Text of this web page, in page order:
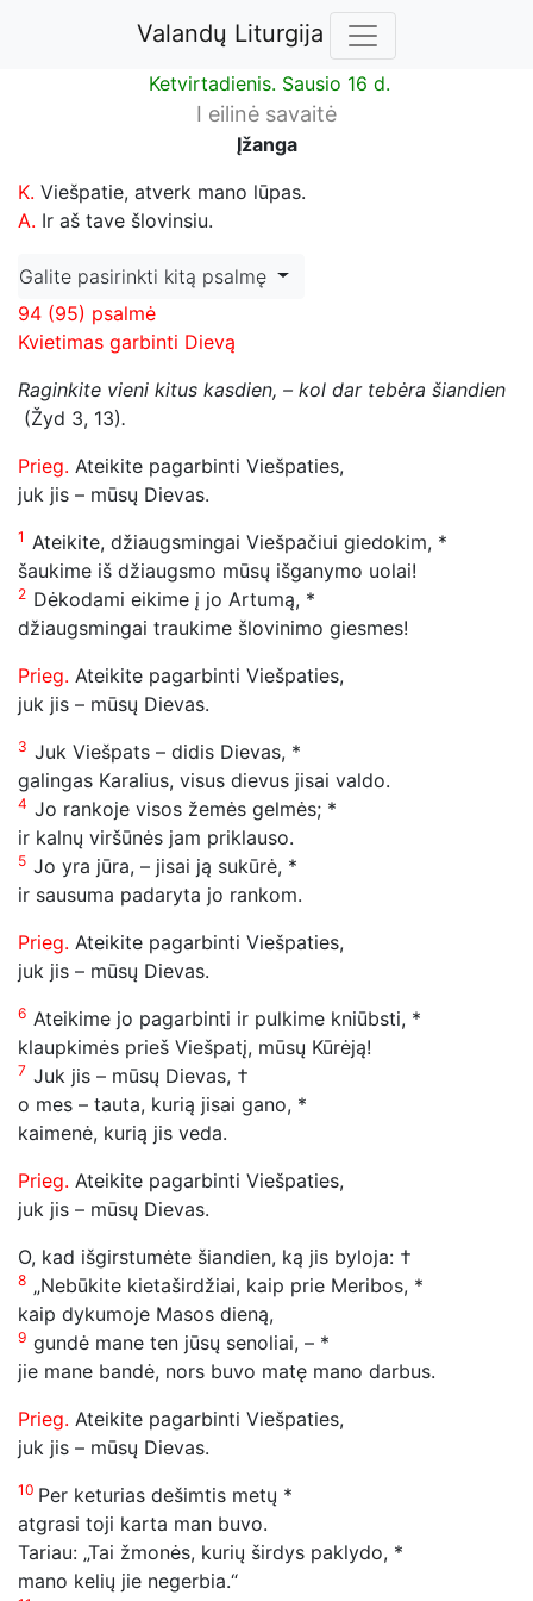
Valandų Liturgija
Ketvirtadienis. Sausio 16 d.
I eilinė savaitė
Įžanga
K. Viešpatie, atverk mano lūpas.
A. Ir aš tave šlovinsiu.
Galite pasirinkti kitą psalmę
94 (95) psalmė
Kvietimas garbinti Dievą
Raginkite vieni kitus kasdien, – kol dar tebėra šiandien
(Žyd 3, 13).
Prieg. Ateikite pagarbinti Viešpaties,
juk jis – mūsų Dievas.
1 Ateikite, džiaugsmingai Viešpačiui giedokim, *
šaukime iš džiaugsmo mūsų išganymo uolai!
2 Dėkodami eikime į jo Artumą, *
džiaugsmingai traukime šlovinimo giesmes!
Prieg. Ateikite pagarbinti Viešpaties,
juk jis – mūsų Dievas.
3 Juk Viešpats – didis Dievas, *
galingas Karalius, visus dievus jisai valdo.
4 Jo rankoje visos žemės gelmės; *
ir kalnų viršūnės jam priklauso.
5 Jo yra jūra, – jisai ją sukūrė, *
ir sausuma padaryta jo rankom.
Prieg. Ateikite pagarbinti Viešpaties,
juk jis – mūsų Dievas.
6 Ateikime jo pagarbinti ir pulkime kniūbsti, *
klaupkimės prieš Viešpatį, mūsų Kūrėją!
7 Juk jis – mūsų Dievas, †
o mes – tauta, kurią jisai gano, *
kaimenė, kurią jis veda.
Prieg. Ateikite pagarbinti Viešpaties,
juk jis – mūsų Dievas.
O, kad išgirstumėte šiandien, ką jis byloja: †
8 „Nebūkite kietaširdžiai, kaip prie Meribos, *
kaip dykumoje Masos dieną,
9 gundė mane ten jūsų senoliai, – *
jie mane bandė, nors buvo matę mano darbus.
Prieg. Ateikite pagarbinti Viešpaties,
juk jis – mūsų Dievas.
10 Per keturias dešimtis metų *
atgrasi toji karta man buvo.
Tariau: „Tai žmonės, kurių širdys paklydo, *
mano kelių jie negerbia.“